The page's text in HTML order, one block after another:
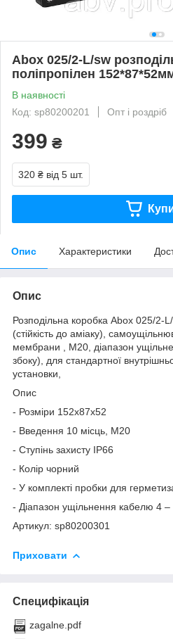
Abox 025/2-L/sw
поліпропілен
В наявності
Код: sp80200201
Опт і роздріб
399 ₴
320 ₴ від 5 шт.
Опис Характеристики
Опис
Розподільна коробка Abox 025/2-
(стійкість до аміаку),
мембрани , M20, діапазон
збоку), для стандартної
установки,
Опис
- Розміри 152х87х52
- Введення 10 місць, М20
- Ступінь захисту ІР66
- Колір чорний
- У комплекті пробки для
- Діапазон ущільнення кабелю 4
Артикул: sp80200301
Приховати
Специфікація
zagalne.pdf